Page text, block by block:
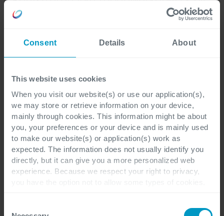
Consent Details About
This website uses cookies
When you visit our website(s) or use our application(s),
we may store or retrieve information on your device,
mainly through cookies. This information might be about
you, your preferences or your device and is mainly used
to make our website(s) or application(s) work as
expected. The information does not usually identify you
directly, but it can give you a more personalized web
experience. Because we respect your right to privacy,
inpakactiviteiten in het magazijn
De Warehouse Management mobiele app
registreert medewerker-ID’s tijdens belangrijke
heeft gedaan. Dit vergroot de
verantwoordelijkheid, ondersteunt audits en helpt
opleidingsbehoeften vast te stellen om fouten te
verminderen. Tevens verhoogt het de
transparantie en kwaliteitscontrole in het
magazijn, zodat elke stap goed wordt vastgelegd.